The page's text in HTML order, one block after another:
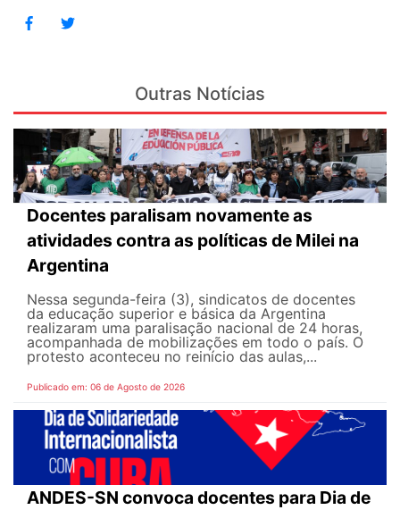
Outras Notícias
Docentes paralisam novamente as
atividades contra as políticas de Milei na
Argentina
Nessa segunda-feira (3), sindicatos de docentes
da educação superior e básica da Argentina
realizaram uma paralisação nacional de 24 horas,
acompanhada de mobilizações em todo o país. O
protesto aconteceu no reinício das aulas,...
Publicado em: 06 de Agosto de 2026
ANDES-SN convoca docentes para Dia de